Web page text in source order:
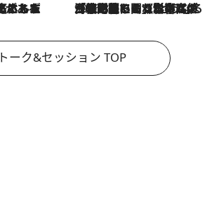
2026.8.3
「住宅建てられない…」「サーチャージ料の高値が続いている」ホルムズ海峡封鎖による影響はいつまで続く？《エネルギー専門家に聞く“どうなる日本の暮らし”》
トーク&セッション TOP